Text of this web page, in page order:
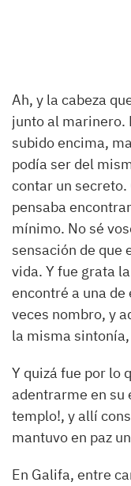
Ah, y la cabeza
junto al marinero.
subido encima,
podía ser del
contar un secreto.
pensaba
mínimo. No sé
sensación de que
vida. Y fue grata
encontré a una de
veces nombro, y
la misma
Y quizá fue por lo
adentrarme en su
templo!, y allí
mantuvo en paz
En Galifa, entre